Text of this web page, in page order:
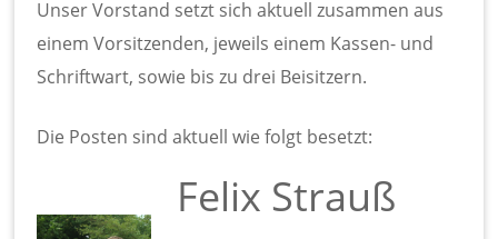
Unser Vorstand setzt sich aktuell zusammen aus
einem Vorsitzenden, jeweils einem Kassen- und
Schriftwart, sowie bis zu drei Beisitzern.
Die Posten sind aktuell wie folgt besetzt:
Felix Strauß